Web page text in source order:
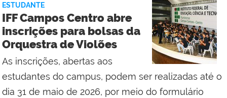
da
Comunicação
Social
do
Campus
Maricá
ESTUDANTE
IFF Campos Centro abre
inscrições para bolsas da
Orquestra de Violões
As inscrições, abertas aos
estudantes do campus, podem ser realizadas até o
dia 31 de maio de 2026, por meio do formulário